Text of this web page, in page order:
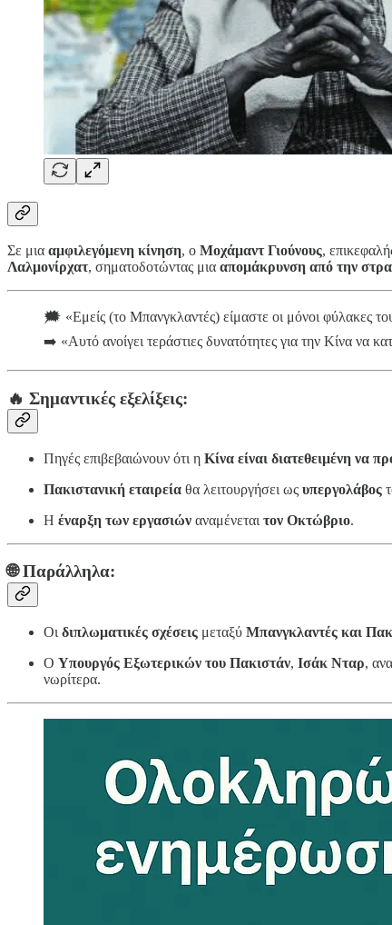
Σε μια αμφιλεγόμενη κίνηση, ο Μοχάμαντ Γιούνους,
Λαλμονίρχατ, σηματοδοτώντας μια απομάκρυνση από την
🗯 «Εμείς (το Μπανγκλαντές) είμαστε οι μόνοι φύλακες
➡️ «Αυτό ανοίγει τεράστιες δυνατότητες για την Κίνα να
🔥 Σημαντικές εξελίξεις:
Πηγές επιβεβαιώνουν ότι η Κίνα είναι διατεθειμένη να
Πακιστανική εταιρεία θα λειτουργήσει ως υπεργολάβος
Η έναρξη των εργασιών αναμένεται τον Οκτώβριο.
🌐Παράλληλα:
Οι διπλωματικές σχέσεις μεταξύ Μπανγκλαντές και
Ο Υπουργός Εξωτερικών του Πακιστάν, Ισάκ Νταρ,
νωρίτερα.